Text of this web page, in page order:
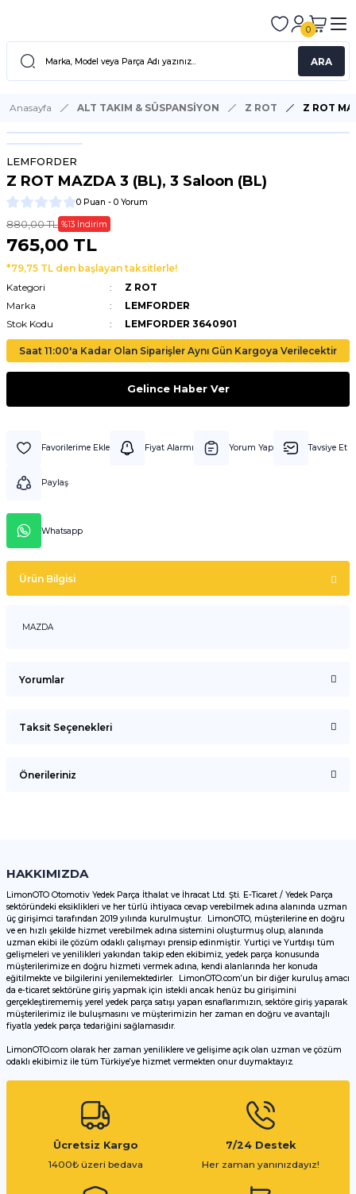
ARA
0
Anasayfa ALT TAKIM & SÜSPANSİYON Z ROT Z ROT
LEMFORDER
Z ROT MAZDA 3 (BL), 3 Saloon (BL)
0 Puan - 0 Yorum
880,00 TL %13 İndirim
765,00 TL
*79,75 TL den başlayan taksitlerle!
Kategori
Z ROT
Marka
LEMFORDER
Stok Kodu
LEMFORDER 3640901
Saat 11:00'a Kadar Olan Siparişler Aynı Gün Kargoya Verilecektir
Gelince Haber Ver
Fiyat Alarmı Yorum Yap Tavsiye Et
Paylaş
Whatsapp
Ürün Bilgisi
MAZDA
Yorumlar
Taksit Seçenekleri
Önerileriniz
Görüş ve önerileriniz için teşekkür ederiz.
Ürün resmi kalitesiz, bozuk veya görüntülenemiyor.
Ürün açıklamasında eksik bilgiler bulunuyor.
Ürün bilgilerinde hatalar bulunuyor.
Ürün fiyatı diğer sitelerden daha pahalı.
Bu ürüne benzer farklı alternatifler olmalı.
HAKKIMIZDA
LimonOTO Otomotiv Yedek Parça İthalat ve İhracat Ltd. Şti. E-Ticaret / Yedek Parça
sektöründeki eksiklikleri ve her türlü ihtiyaca cevap verebilmek adına alanında uzman
üç girişimci tarafından 2019 yılında kurulmuştur. LimonOTO, müşterilerine en doğru
ve en hızlı şekilde hizmet verebilmek adına sistemini oluşturmuş olup, alanında
uzman ekibi ile çözüm odaklı çalışmayı prensip edinmiştir. Yurtiçi ve Yurtdışı tüm
gelişmeleri ve yenilikleri yakından takip eden ekibimiz, yedek parça konusunda
müşterilerimize en doğru hizmeti vermek adına, kendi alanlarında her konuda
eğitilmekte ve bilgilerini yenilemektedirler. LimonOTO.com’un bir diğer kuruluş amacı
da e-ticaret sektörüne giriş yapmak için istekli ancak henüz bu girişimini
gerçekleştirememiş yerel yedek parça satışı yapan esnaflarımızın, sektöre giriş yaparak
müşterilerimiz ile buluşmasını ve müşterimizin her zaman en doğru ve avantajlı
fiyatla yedek parça tedariğini sağlamasıdır.
LimonOTO.com olarak her zaman yeniliklere ve gelişime açık olan uzman ve çözüm
odaklı ekibimiz ile tüm Türkiye’ye hizmet vermekten onur duymaktayız.
Ücretsiz Kargo
1400₺ üzeri bedava
7/24 Destek
Her zaman yanınızdayız!